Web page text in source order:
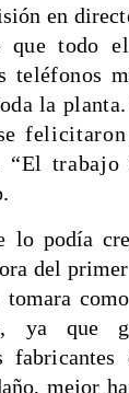
en
quetodo
teléfonos
la
“El trabajo
lo podía
del
ya que
fabricantes
mejor